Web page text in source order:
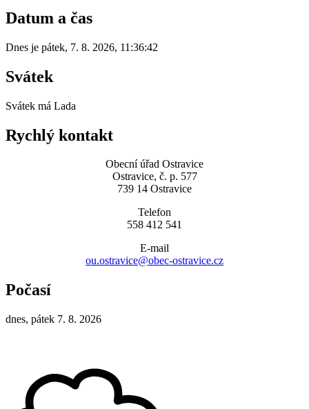
Datum a čas
Dnes je pátek, 7. 8. 2026, 11:36:42
Svátek
Svátek má Lada
Rychlý kontakt
Obecní úřad Ostravice
Ostravice, č. p. 577
739 14 Ostravice
Telefon
558 412 541
E-mail
ou.ostravice@obec-ostravice.cz
Počasí
dnes, pátek 7. 8. 2026